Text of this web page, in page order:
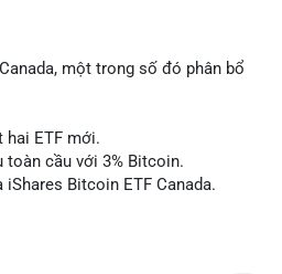
một trong số đó phân bổ
hai ETF mới.
toàn cầu với 3% Bitcoin.
Bitcoin ETF Canada.